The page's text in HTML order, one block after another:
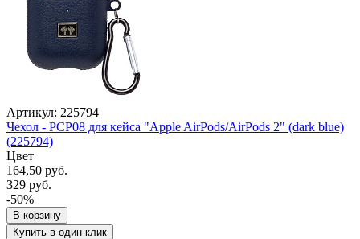
Артикул: 225794
Чехол - PCP08 для кейса "Apple AirPods/AirPods 2" (dark blue)
(225794)
Цвет
164,50 руб.
329 руб.
-50%
В корзину
Купить в один клик